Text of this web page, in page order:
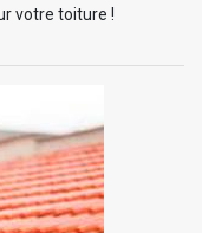
votre toiture !